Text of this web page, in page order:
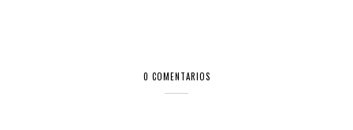
0 COMENTARIOS